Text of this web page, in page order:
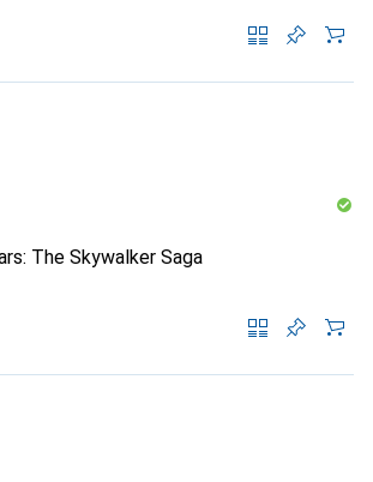
The Skywalker Saga